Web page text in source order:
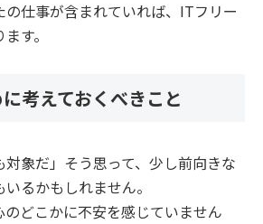
の仕事が含まれていれば、ITフリー
す。
考えておくべきこと
対象だ」そう思って、少し前向きな
るかもしれません。
どこかに不安を感じていません